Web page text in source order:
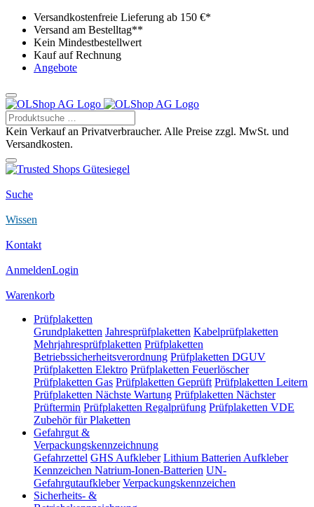
Versandkostenfreie Lieferung ab 150 €*
Versand am Bestelltag**
Kein Mindestbestellwert
Kauf auf Rechnung
Angebote
Kein Verkauf an Privatverbraucher. Alle Preise zzgl. MwSt. und
Versandkosten.
Suche
Wissen
Kontakt
AnmeldenLogin
Warenkorb
Prüfplaketten
Grundplaketten Jahresprüfplaketten Kabelprüfplaketten
Mehrjahresprüfplaketten Prüfplaketten
Betriebssicherheitsverordnung Prüfplaketten DGUV
Prüfplaketten Elektro Prüfplaketten Feuerlöscher
Prüfplaketten Gas Prüfplaketten Geprüft Prüfplaketten Leitern
Prüfplaketten Nächste Wartung Prüfplaketten Nächster
Prüftermin Prüfplaketten Regalprüfung Prüfplaketten VDE
Zubehör für Plaketten
Gefahrgut &
Verpackungskennzeichnung
Gefahrzettel GHS Aufkleber Lithium Batterien Aufkleber
Kennzeichen Natrium-Ionen-Batterien UN-
Gefahrgutaufkleber Verpackungskennzeichen
Sicherheits- &